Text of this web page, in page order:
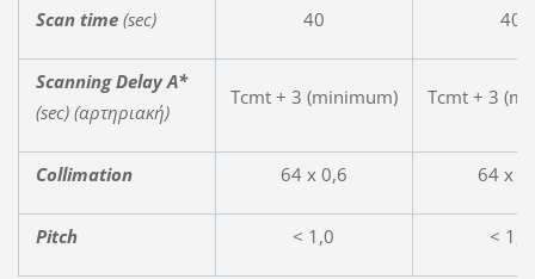
Scan time (sec) 40 40
Scanning Delay A*
(sec) (αρτηριακή)
Tcmt + 3 (minimum) Tcmt + 3
Collimation 64 x 0,6 64 x
Pitch < 1,0 < 1,0